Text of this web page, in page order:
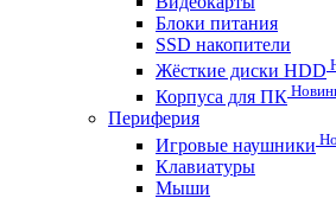
Блоки питания
SSD накопители
Жёсткие диски HDD
Корпуса для ПК
Периферия
Игровые наушники
Клавиатуры
Мыши